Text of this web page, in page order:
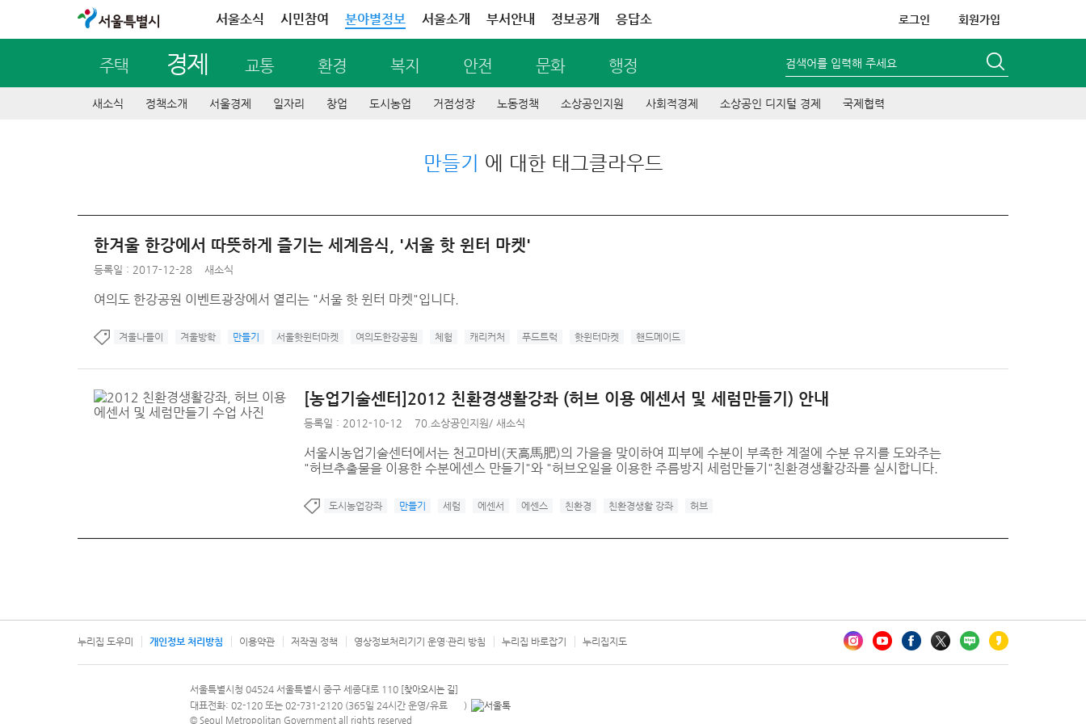
서울특별시 서울소식 시민참여 분야별정보 서울소개 부서안내 정보공개 응답소 로그인 회원가입
주택 경제 교통 환경 복지 안전 문화 행정 검색어를 입력해 주세요
새소식 정책소개 서울경제 일자리 창업 도시농업 거점성장 노동정책 소상공인지원 사회적경제 소상공인 디지털 경제 국제협력
만들기 에 대한 태그클라우드
한겨울 한강에서 따뜻하게 즐기는 세계음식, '서울 핫 윈터 마켓'
등록일 : 2017-12-28 새소식
여의도 한강공원 이벤트광장에서 열리는 "서울 핫 윈터 마켓"입니다.
겨울나들이 겨울방학 만들기 서울핫윈터마켓 여의도한강공원 체험 캐리커처 푸드트럭 핫윈터마켓 핸드메이드
[농업기술센터]2012 친환경생활강좌 (허브 이용 에센서 및 세럼만들기) 안내
등록일 : 2012-10-12 70.소상공인지원/ 새소식
서울시농업기술센터에서는 천고마비(天高馬肥)의 가을을 맞이하여 피부에 수분이 부족한 계절에 수분 유지를 도와주는
"허브추출물을 이용한 수분에센스 만들기"와 "허브오일을 이용한 주름방지 세럼만들기"친환경생활강좌를 실시합니다.
도시농업강좌 만들기 세럼 에센서 에센스 친환경 친환경생활 강좌 허브
누리집 도우미 개인정보 처리방침 이용약관 저작권 정책 영상정보처리기기 운영·관리 방침 누리집 바로잡기 누리집지도
문의 전화번호 120, 120 다산콜재단
서울특별시청 04524 서울특별시 중구 세종대로 110 [찾아오시는 길]
대표전화: 02-120 또는 02-731-2120 (365일 24시간 운영/유료 안내팝업 열기
)
© Seoul Metropolitan Government all rights reserved